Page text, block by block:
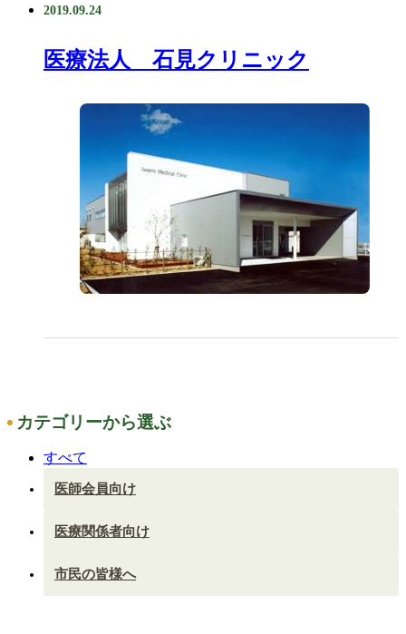
2019.09.24
医療法人 石見クリニック
カテゴリーから選ぶ
すべて
医師会員向け
医療関係者向け
市民の皆様へ